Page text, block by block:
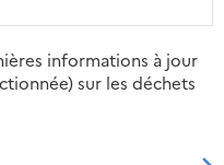
informations à jour
sur les déchets